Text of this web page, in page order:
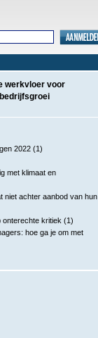
werkvloer voor
2022 (1)
met klimaat en
niet achter aanbod van hun
onterechte kritiek (1)
hoe ga je om met